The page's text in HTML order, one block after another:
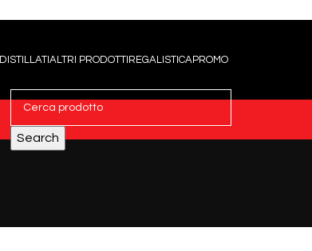
DISTILLATI ALTRI PRODOTTI REGALISTICAPROMO
Search